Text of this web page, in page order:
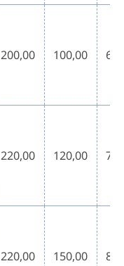
200,00 100,00
220,00 120,00
220,00 150,00